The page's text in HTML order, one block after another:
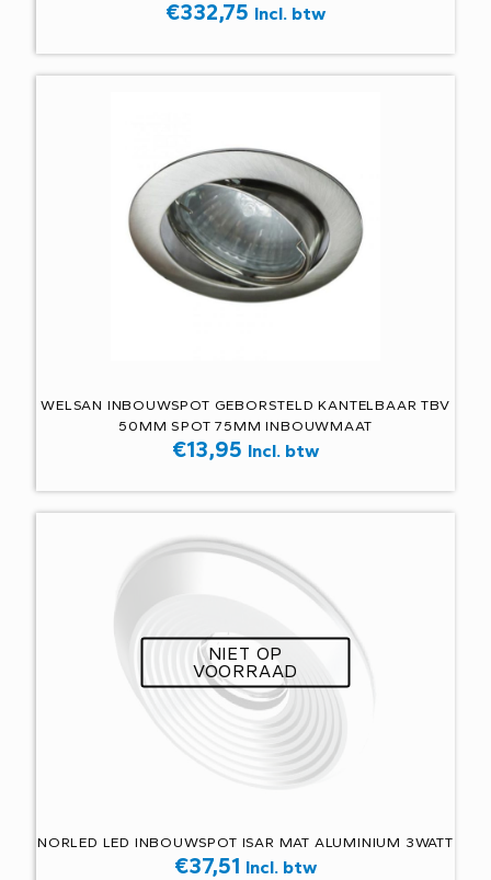
€332,75 Incl. btw
WELSAN INBOUWSPOT GEBORSTELD KANTELBAAR TBV
50MM SPOT 75MM INBOUWMAAT
€13,95 Incl. btw
NIET OP
VOORRAAD
NORLED LED INBOUWSPOT ISAR MAT ALUMINIUM 3WATT
€37,51 Incl. btw